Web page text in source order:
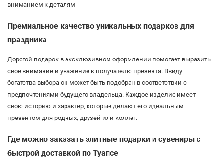
вниманием к деталям
Премиальное качество уникальных подарков для
праздника
Дорогой подарок в эксклюзивном оформлении помогает выразить
свое внимание и уважение к получателю презента. Ввиду
богатства выбора он может быть подобран в соответствии с
предпочтениями будущего владельца. Каждое изделие имеет
свою историю и характер, которые делают его идеальным
презентом для родных, друзей или коллег.
Где можно заказать элитные подарки и сувениры с
быстрой доставкой по Туапсе